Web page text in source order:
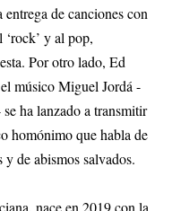
entrega de canciones con
y al pop,
Por otro lado, Ed
músico Miguel Jordá -
ha lanzado a transmitir
homónimo que habla de
de abismos salvados.